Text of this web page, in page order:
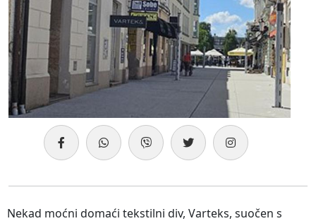
Nekad moćni domaći tekstilni div, Varteks, suočen s